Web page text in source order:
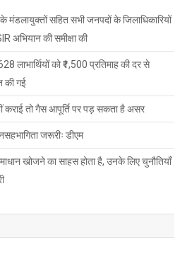
सहित सभी जनपदों के जिलाधिकारियों
अभियान की समीक्षा की
लाभार्थियों को ₹1,500 प्रतिमाह की दर से
की गई
तो गैस आपूर्ति पर पड़ सकता है असर
जरूरीः डीएम
खोजने का साहस होता है, उनके लिए चुनौतियाँ